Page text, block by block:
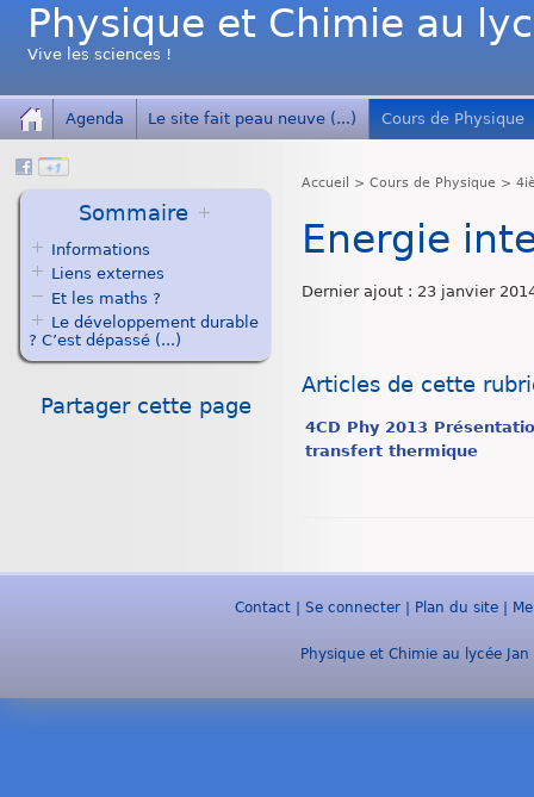
Physique et Chimie au
Vive les sciences !
Agenda Le site fait peau neuve (...) Cours de Physique
Accueil >Cours de Physique >
Energie
Dernier ajout : 23 janvier
Articles de cette
4CD Phy 2013
transfert thermique
Sommaire
Informations
Liens externes
Et les maths ?
Le développement durable
? C’est dépassé (...)
Partager cette page
Contact | Se connecter | Plan du site |
Physique et Chimie au lycée